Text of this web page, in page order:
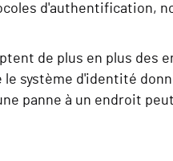
d'authentification,
de plus en plus
le système d'identité
panne à un endroit